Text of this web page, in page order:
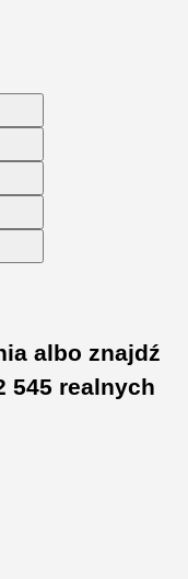
albo znajdź
545 realnych